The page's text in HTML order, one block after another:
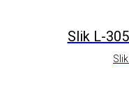
Slik L-